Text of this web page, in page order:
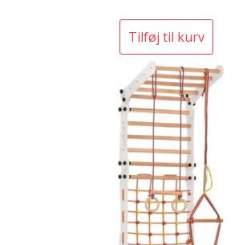
Tilføj til kurv